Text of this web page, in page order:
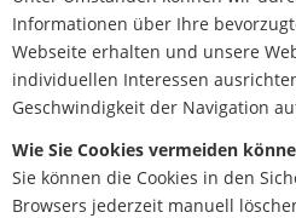
Informationen über Ihre
Webseite erhalten und unsere
individuellen Interessen
Geschwindigkeit der Navigation
Wie Sie Cookies vermeiden
Sie können die Cookies in den
Browsers jederzeit manuell